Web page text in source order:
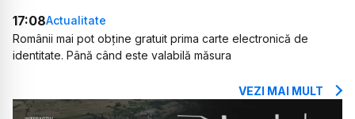
17:08Actualitate
Românii mai pot obține gratuit prima carte electronică de
identitate. Până când este valabilă măsura
VEZI MAI MULT